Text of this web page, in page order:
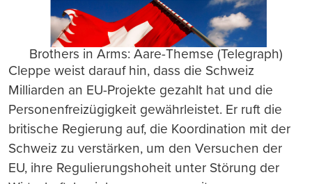
Brothers in Arms: Aare-Themse (Telegraph)
Cleppe weist darauf hin, dass die Schweiz
Milliarden an EU-Projekte gezahlt hat und die
Personenfreizügigkeit gewährleistet. Er ruft die
britische Regierung auf, die Koordination mit der
Schweiz zu verstärken, um den Versuchen der
EU, ihre Regulierungshoheit unter Störung der